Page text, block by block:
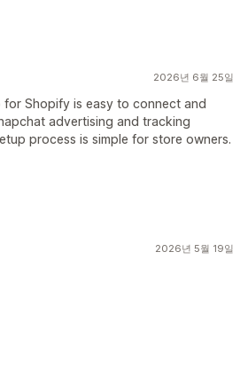
2026년 6월 25일
for Shopify is easy to connect and
advertising and tracking
process is simple for store owners.
2026년 5월 19일